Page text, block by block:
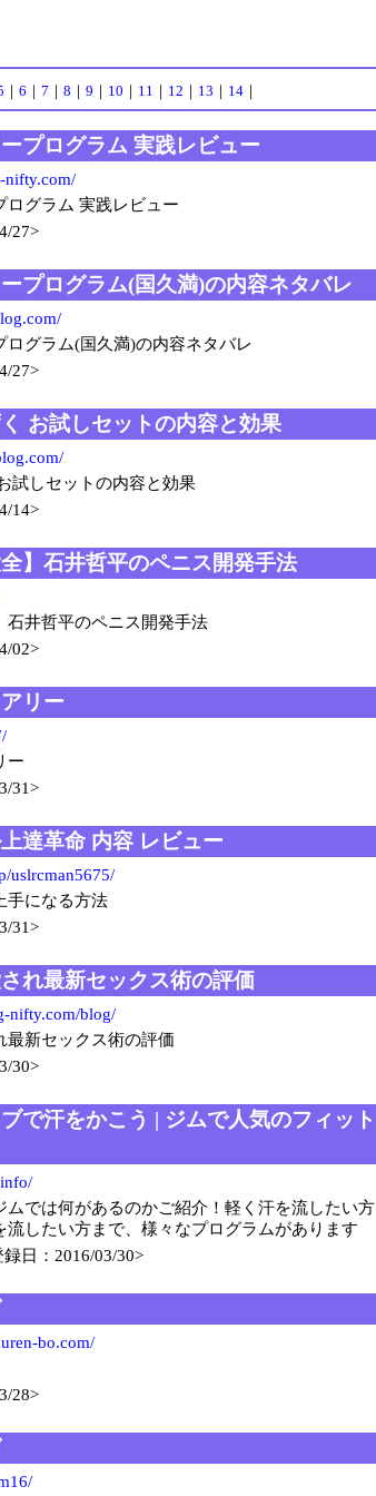
｜ 6 ｜ 7 ｜ 8 ｜ 9 ｜ 10 ｜ 11 ｜ 12 ｜ 13 ｜ 14 ｜
プログラム 実践レビュー
nifty.com/
ログラム 実践レビュー
27>
プログラム(国久満)の内容ネタバレ
ログラム(国久満)の内容ネタバレ
27>
お試しセットの内容と効果
試しセットの内容と効果
14>
全】石井哲平のペニス開発手法
石井哲平のペニス開発手法
02>
リー
ー
31>
達革命 内容 レビュー
uslrcman5675/
手になる方法
31>
され最新セックス術の評価
nifty.com/blog/
最新セックス術の評価
30>
で汗をかこう | ジムで人気のフィット
ムでは何があるのかご紹介！軽く汗を流したい方
流したい方まで、様々なプログラムがあります
録日：2016/03/30>
bo.com/
28>